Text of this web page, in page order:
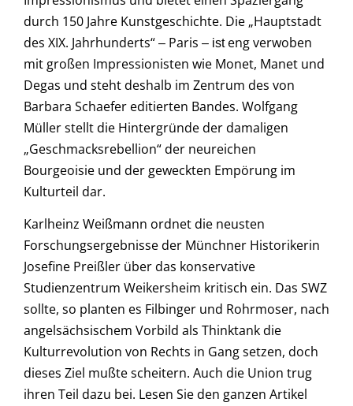
durch 150 Jahre Kunstgeschichte. Die „Hauptstadt
des XIX. Jahrhunderts“ – Paris – ist eng verwoben
mit großen Impressionisten wie Monet, Manet und
Degas und steht deshalb im Zentrum des von
Barbara Schaefer editierten Bandes. Wolfgang
Müller stellt die Hintergründe der damaligen
„Geschmacksrebellion“ der neureichen
Bourgeoisie und der geweckten Empörung im
Kulturteil dar.
Karlheinz Weißmann ordnet die neusten
Forschungsergebnisse der Münchner Historikerin
Josefine Preißler über das konservative
Studienzentrum Weikersheim kritisch ein. Das SWZ
sollte, so planten es Filbinger und Rohrmoser, nach
angelsächsischem Vorbild als Thinktank die
Kulturrevolution von Rechts in Gang setzen, doch
dieses Ziel mußte scheitern. Auch die Union trug
ihren Teil dazu bei. Lesen Sie den ganzen Artikel